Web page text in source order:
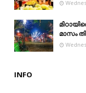
മാസം
INFO